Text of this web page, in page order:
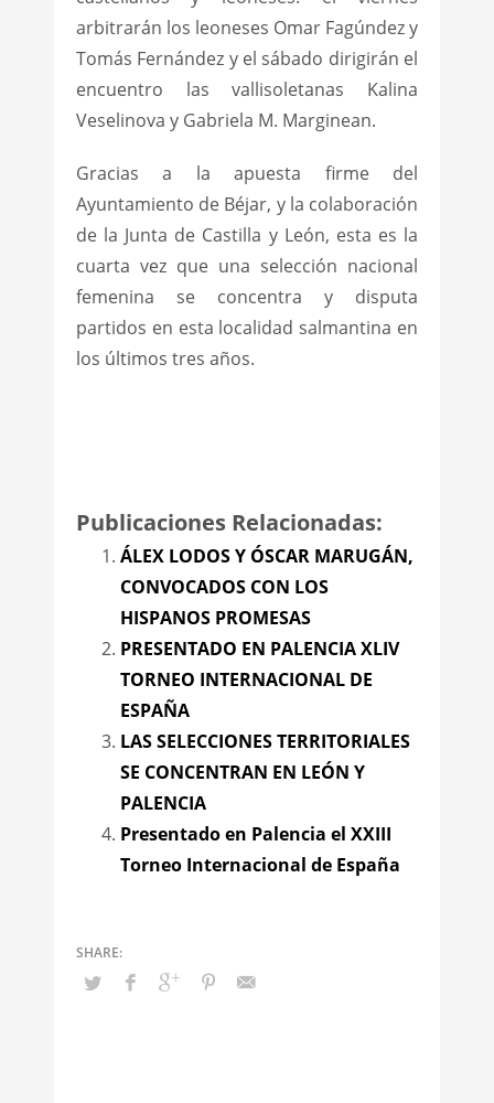
arbitrarán los leoneses Omar Fagúndez y
Tomás Fernández y el sábado dirigirán el
encuentro las vallisoletanas Kalina
Veselinova y Gabriela M. Marginean.
Gracias a la apuesta firme del
Ayuntamiento de Béjar, y la colaboración
de la Junta de Castilla y León, esta es la
cuarta vez que una selección nacional
femenina se concentra y disputa
partidos en esta localidad salmantina en
los últimos tres años.
Publicaciones Relacionadas:
ÁLEX LODOS Y ÓSCAR MARUGÁN,
CONVOCADOS CON LOS
HISPANOS PROMESAS
PRESENTADO EN PALENCIA XLIV
TORNEO INTERNACIONAL DE
ESPAÑA
LAS SELECCIONES TERRITORIALES
SE CONCENTRAN EN LEÓN Y
PALENCIA
Presentado en Palencia el XXIII
Torneo Internacional de España